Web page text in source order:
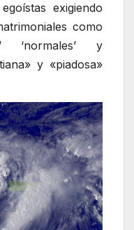
exigiendo
como
‘normales’ y
y «piadosa»